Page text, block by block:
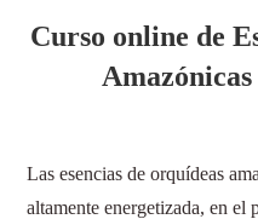
Curso online de
Las esencias de orquídeas
altamente energetizada, en el